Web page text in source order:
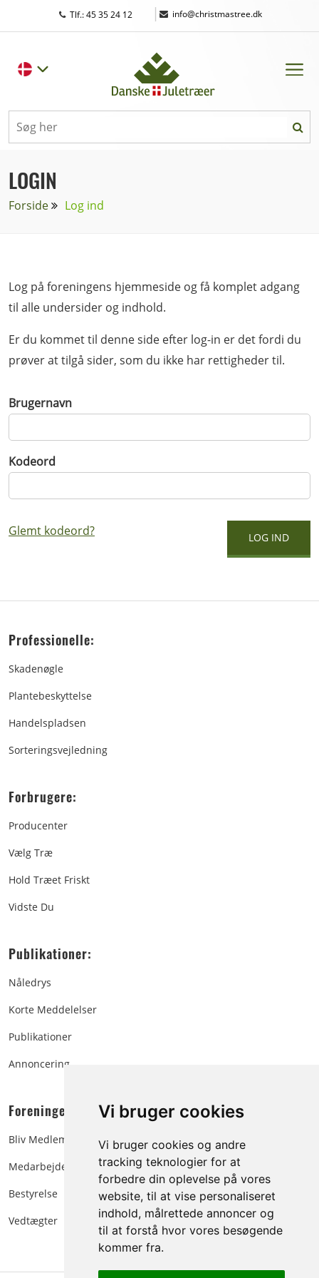
Vi bruger cookies
Vi bruger cookies og andre
tracking teknologier for at
forbedre din oplevelse på vores
website, til at vise personaliseret
indhold, målrettede annoncer og
til at forstå hvor vores besøgende
kommer fra.
Tlf.: 45 35 24 12 | info@christmastree.dk
LOGIN
Forside Log ind
Log på foreningens hjemmeside og få komplet adgang
til alle undersider og indhold.
Er du kommet til denne side efter log-in er det fordi du
prøver at tilgå sider, som du ikke har rettigheder til.
Brugernavn
Kodeord
Glemt kodeord?
Professionelle:
Skadenøgle
Plantebeskyttelse
Handelspladsen
Sorteringsvejledning
Forbrugere:
Producenter
Vælg Træ
Hold Træet Friskt
Vidste Du
Publikationer:
Nåledrys
Korte Meddelelser
Publikationer
Annoncering
Foreningen:
Bliv Medlem
Medarbejdere
Bestyrelse
Vedtægter